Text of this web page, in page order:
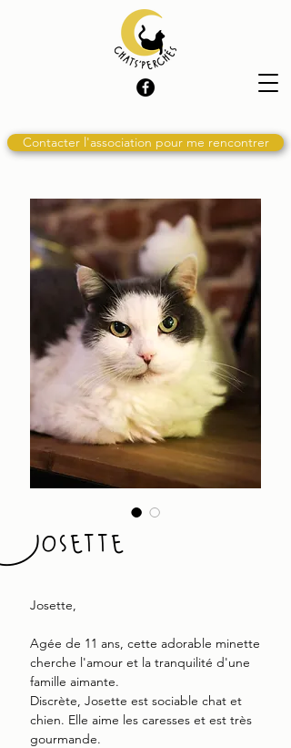
Contacter l'association pour me rencontrer
Josette
Josette,
Agée de 11 ans, cette adorable minette
cherche l'amour et la tranquilité d'une
famille aimante.
Discrète, Josette est sociable chat et
chien. Elle aime les caresses et est très
gourmande.